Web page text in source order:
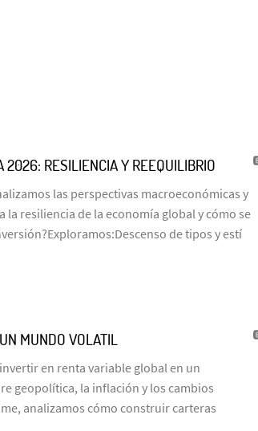
2026: RESILIENCIA Y REEQUILIBRIO
las perspectivas macroeconómicas y
la resiliencia de la economía global y cómo se
de tipos y estí
MUNDO VOLATIL
en renta variable global en un
geopolítica, la inflación y los cambios
analizamos cómo construir carteras